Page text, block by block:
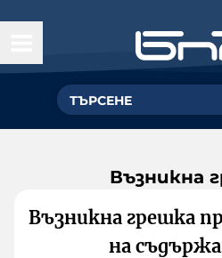
Възникна
Възникна грешка
на